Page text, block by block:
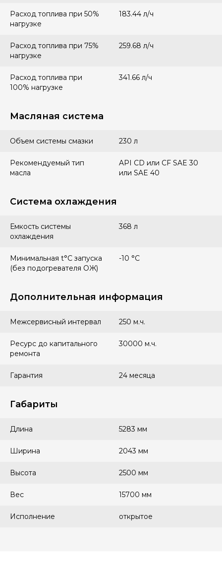
Расход топлива при 50%
нагрузке
183.44 л/ч
Расход топлива при 75%
нагрузке
259.68 л/ч
Расход топлива при
100% нагрузке
341.66 л/ч
Масляная система
Объем системы смазки 230 л
Рекомендуемый тип
масла
API CD или CF SAE 30
или SAE 40
Система охлаждения
Емкость системы
охлаждения
368 л
Минимальная t°С запуска
(без подогревателя ОЖ)
-10 °С
Дополнительная информация
Межсервисный интервал 250 м.ч.
Ресурс до капитального
ремонта
30000 м.ч.
Гарантия 24 месяца
Габариты
Длина 5283 мм
Ширина 2043 мм
Высота 2500 мм
Вес 15700 мм
Исполнение открытое